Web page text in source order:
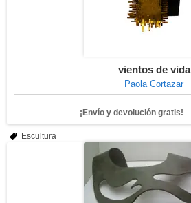
vientos de vida
Paola Cortazar
¡Envío y devolución gratis!
Escultura